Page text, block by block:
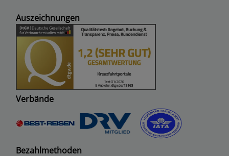
Auszeichnungen
Verbände
Bezahlmethoden